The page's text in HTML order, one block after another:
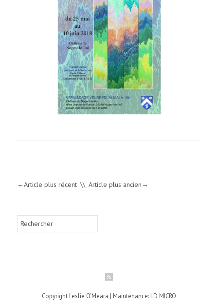
Article plus récent Article plus ancien
Copyright Leslie O'Meara | Maintenance: LD MICRO